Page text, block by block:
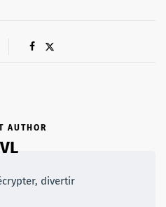
AUTHOR
VL
divertir